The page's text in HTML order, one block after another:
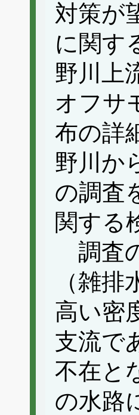
対策が
に関す
野川上
オフサ
布の詳
野川か
の調査
関する
調査
（雑
高い密
支流で
不在と
の水路